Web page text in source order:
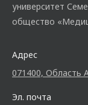
университет
общество
Адрес
071400, Область
Эл. почта